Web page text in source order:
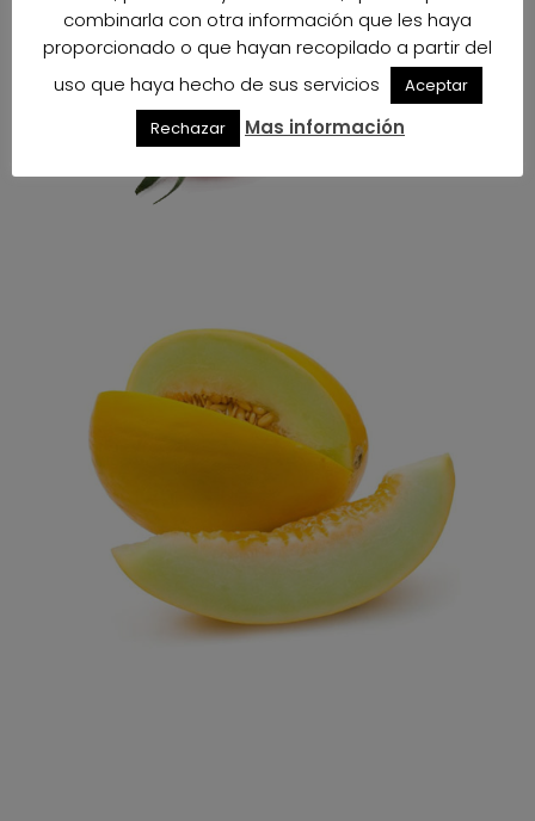
combinarla con otra información que les haya
proporcionado o que hayan recopilado a partir del
uso que haya hecho de sus servicios
Aceptar
Rechazar
Mas información